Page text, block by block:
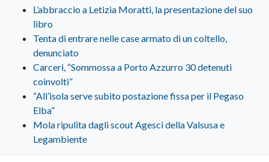
L’abbraccio a Letizia Moratti, la presentazione del suo
libro
Tenta di entrare nelle case armato di un coltello,
denunciato
Carceri, “Sommossa a Porto Azzurro 30 detenuti
coinvolti”
“All’isola serve subito postazione fissa per il Pegaso
Elba”
Mola ripulita dagli scout Agesci della Valsusa e
Legambiente